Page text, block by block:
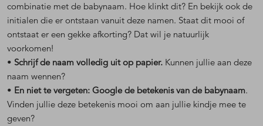
combinatie met de babynaam. Hoe klinkt dit? En bekijk ook de
initialen die er ontstaan vanuit deze namen. Staat dit mooi of
ontstaat er een gekke afkorting? Dat wil je natuurlijk
voorkomen!
• Schrijf de naam volledig uit op papier. Kunnen jullie aan deze
naam wennen?
• En niet te vergeten: Google de betekenis van de babynaam.
Vinden jullie deze betekenis mooi om aan jullie kindje mee te
geven?